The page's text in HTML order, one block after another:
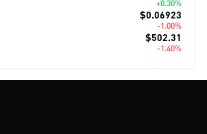
+0.30%
$0.06923
-1.00%
$502.31
-1.40%